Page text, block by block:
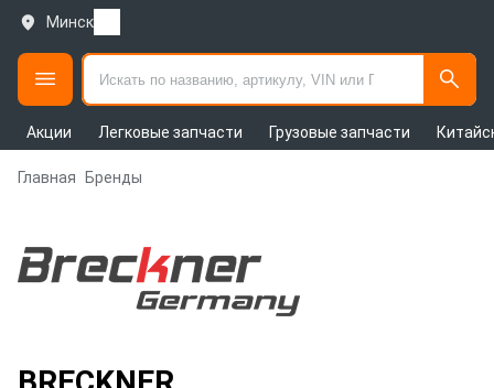
Минск
Акции Легковые запчасти Грузовые запчасти
Главная Бренды